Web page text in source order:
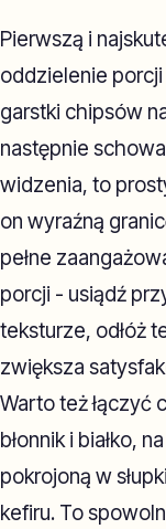
Pierwszą i
oddzielenie
garstki chipsów
następnie
widzenia, to
on wyraźną
pełne
porcji - usiądź
teksturze, odłóż
zwiększa
Warto też łączyć
błonnik i białko,
pokrojoną w
kefiru. To